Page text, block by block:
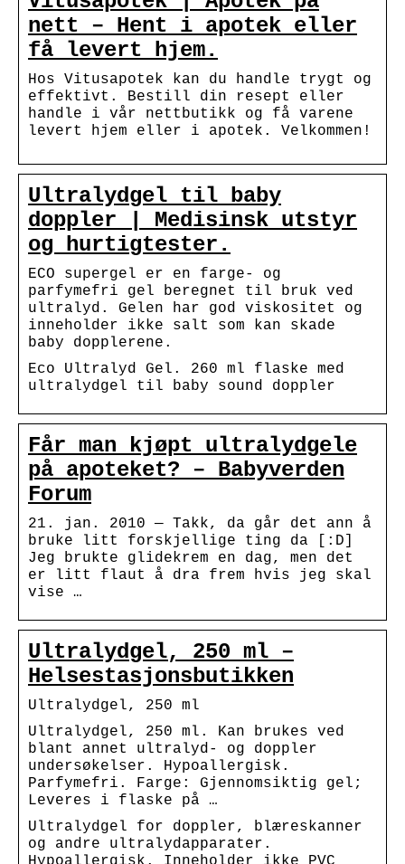
nett – Hent i apotek eller
få levert hjem.
Hos Vitusapotek kan du handle trygt og
effektivt. Bestill din resept eller
handle i vår nettbutikk og få varene
levert hjem eller i apotek. Velkommen!
Ultralydgel til baby
doppler | Medisinsk utstyr
og hurtigtester.
ECO supergel er en farge- og
parfymefri gel beregnet til bruk ved
ultralyd. Gelen har god viskositet og
inneholder ikke salt som kan skade
baby dopplerene.
Eco Ultralyd Gel. 260 ml flaske med
ultralydgel til baby sound doppler
Får man kjøpt ultralydgele
på apoteket? – Babyverden
Forum
21. jan. 2010 — Takk, da går det ann å
bruke litt forskjellige ting da [:D]
Jeg brukte glidekrem en dag, men det
er litt flaut å dra frem hvis jeg skal
vise …
Ultralydgel, 250 ml –
Helsestasjonsbutikken
Ultralydgel, 250 ml
Ultralydgel, 250 ml. Kan brukes ved
blant annet ultralyd- og doppler
undersøkelser. Hypoallergisk.
Parfymefri. Farge: Gjennomsiktig gel;
Leveres i flaske på …
Ultralydgel for doppler, blæreskanner
og andre ultralydapparater.